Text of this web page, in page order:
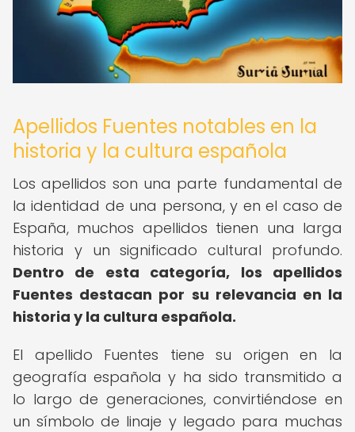
Apellidos Fuentes notables en la
historia y la cultura española
Los apellidos son una parte fundamental de
la identidad de una persona, y en el caso de
España, muchos apellidos tienen una larga
historia y un significado cultural profundo.
Dentro de esta categoría, los apellidos
Fuentes destacan por su relevancia en la
historia y la cultura española.
El apellido Fuentes tiene su origen en la
geografía española y ha sido transmitido a
lo largo de generaciones, convirtiéndose en
un símbolo de linaje y legado para muchas